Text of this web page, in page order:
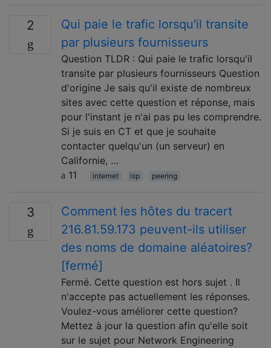
2
Qui paie le trafic lorsqu'il transite
par plusieurs fournisseurs
Question TLDR : Qui paie le trafic lorsqu'il
transite par plusieurs fournisseurs Question
d'origine Je sais qu'il existe de nombreux
sites avec cette question et réponse, mais
pour l'instant je n'ai pas pu les comprendre.
Si je suis en CT et que je souhaite
contacter quelqu'un (un serveur) en
Californie, …
11
internet isp peering
3
Comment les hôtes du tracert
216.81.59.173 peuvent-ils utiliser
des noms de domaine aléatoires?
[fermé]
Fermé. Cette question est hors sujet . Il
n'accepte pas actuellement les réponses.
Voulez-vous améliorer cette question?
Mettez à jour la question afin qu'elle soit
sur le sujet pour Network Engineering